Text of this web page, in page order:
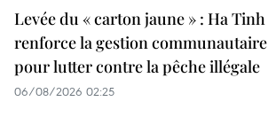
Levée du « carton jaune » : Ha Tinh
renforce la gestion communautaire
pour lutter contre la pêche illégale
06/08/2026 02:25